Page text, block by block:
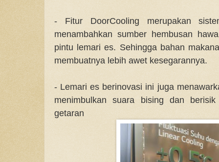
- Fitur DoorCooling merupakan
menambahkan sumber hembusan
pintu lemari es. Sehingga bahan
membuatnya lebih awet kesegarannya.
- Lemari es berinovasi ini juga
menimbulkan suara bising dan
getaran